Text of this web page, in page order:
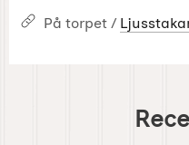
På torpet /